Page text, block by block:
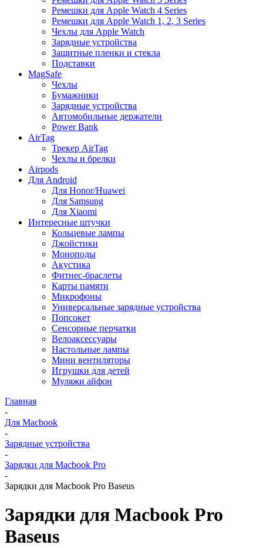
Ремешки для Apple Watch 4 Series
Ремешки для Apple Watch 1, 2, 3 Series
Чехлы для Apple Watch
Зарядные устройства
Защитные пленки и стекла
Подставки
MagSafe
Чехлы
Бумажники
Зарядные устройства
Автомобильные держатели
Power Bank
AirTag
Трекер AirTag
Чехлы и брелки
Airpods
Для Android
Для Honor/Huawei
Для Samsung
Для Xiaomi
Интересные штучки
Кольцевые лампы
Джойстики
Моноподы
Акустика
Фитнес-браслеты
Карты памяти
Микрофоны
Универсальные зарядные устройства
Попсокет
Сенсорные перчатки
Велоаксессуары
Настольные лампы
Мини вентиляторы
Игрушки для детей
Муляжи айфон
Главная
-
Для Macbook
-
Зарядные устройства
-
Зарядки для Macbook Pro
-
Зарядки для Macbook Pro Baseus
Зарядки для Macbook Pro
Baseus